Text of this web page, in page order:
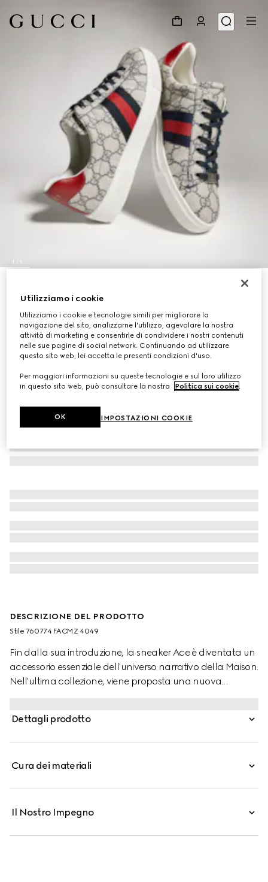
1 / 9
€ 595
Variante tessuto Supreme beige e blu
DESCRIZIONE DEL PRODOTTO
Stile ‎760774 FACMZ 4049
Fin dalla sua introduzione, la sneaker Ace è diventata un
accessorio essenziale dell'universo narrativo della Maison.
Nell'ultima collezione, viene proposta una nuova
Supreme beige e blu, mentre sulla chiusura stringata
Dettagli prodotto
Cura dei materiali
Il Nostro Impegno
Utilizziamo i cookie
Utilizziamo i cookie e tecnologie simili per migliorare la
navigazione del sito, analizzarne l'utilizzo, agevolare la nostra
attività di marketing e consentirle di condividere i nostri contenuti
nelle sue pagine di social network. Continuando ad utilizzare
questo sito web, lei accetta le presenti condizioni d'uso.
Per maggiori informazioni su queste tecnologie e sul loro utilizzo
in questo sito web, può consultare la nostra
Politica sui cookie.
IMPOSTAZIONI COOKIE
OK